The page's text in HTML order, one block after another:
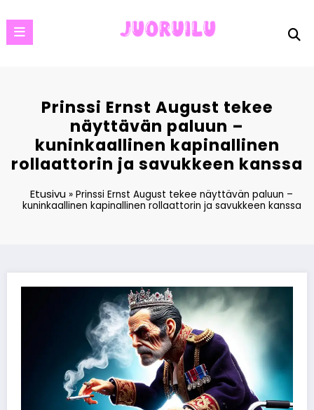
to
content
Prinssi Ernst August tekee
näyttävän paluun –
kuninkaallinen kapinallinen
rollaattorin ja savukkeen kanssa
Etusivu »Prinssi Ernst August tekee näyttävän paluun –
kuninkaallinen kapinallinen rollaattorin ja savukkeen kanssa